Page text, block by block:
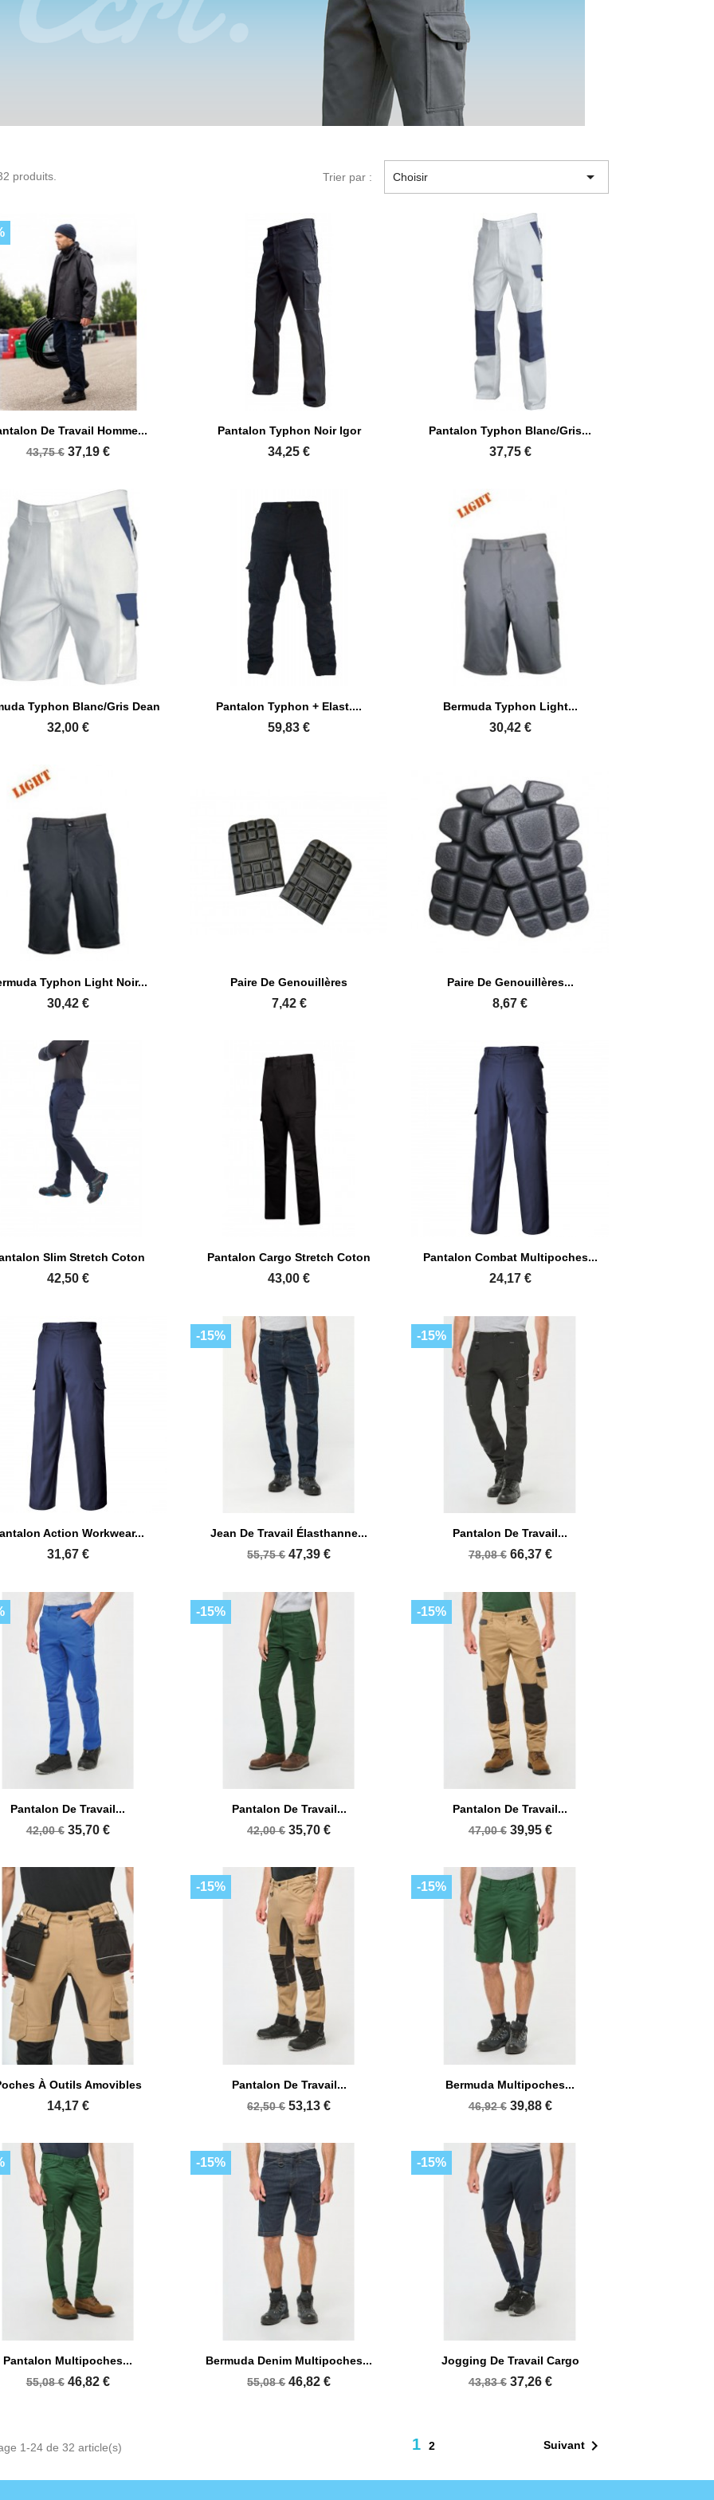
produits. Trier par : Choisir 
Aperçu rapide
De Travail Homme...
43,75 € 37,19 €
Aperçu rapide
Pantalon Typhon Noir Igor
34,25 €
 Aperçu rapide
Pantalon Typhon Blanc/gris...
37,75 €
Aperçu rapide
Typhon Blanc/gris Dean
32,00 €
Aperçu rapide
Pantalon Typhon + Elast....
59,83 €
Aperçu rapide
Bermuda Typhon Light...
30,42 €
 Aperçu rapide
Typhon Light Noir...
30,42 €
 Aperçu rapide
Paire De Genouillères
7,42 €
Aperçu rapide
Paire De Genouillères...
8,67 €
Aperçu rapide
Slim Stretch Coton
42,50 €
 Aperçu rapide
Pantalon Cargo Stretch Coton
43,00 €
Aperçu rapide
Pantalon Combat Multipoches...
24,17 €
Aperçu rapide
Action Workwear...
31,67 €
Aperçu rapide
Jean De Travail Élasthanne...
55,75 € 47,39 €
-15%
Aperçu rapide
Pantalon De Travail...
78,08 € 66,37 €
-15%
Aperçu rapide
Pantalon De Travail...
42,00 € 35,70 €
Aperçu rapide
Pantalon De Travail...
42,00 € 35,70 €
-15%
Aperçu rapide
Pantalon De Travail...
47,00 € 39,95 €
-15%
 Aperçu rapide
À Outils Amovibles
14,17 €
Aperçu rapide
Pantalon De Travail...
62,50 € 53,13 €
-15%
Aperçu rapide
Bermuda Multipoches...
46,92 € 39,88 €
-15%
Aperçu rapide
Pantalon Multipoches...
55,08 € 46,82 €
 Aperçu rapide
Bermuda Denim Multipoches...
55,08 € 46,82 €
-15%
Aperçu rapide
Jogging De Travail Cargo
43,83 € 37,26 €
-15%
1-24 de 32 article(s) 12 Suivant